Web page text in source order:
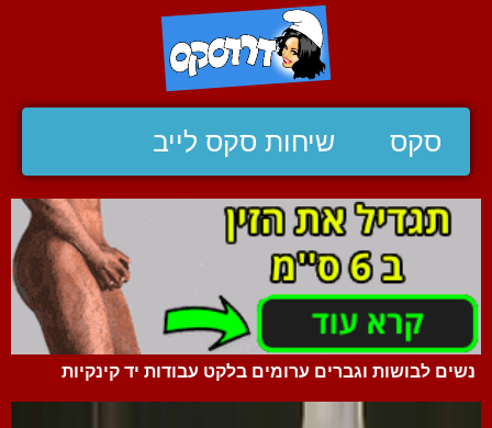
סקס שיחות סקס לייב
נשים לבושות וגברים ערומים בלקט עבודות יד קינקיות